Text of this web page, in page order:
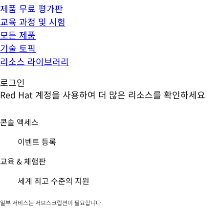
제품 무료 평가판
교육 과정 및 시험
모든 제품
기술 토픽
리소스 라이브러리
로그인
Red Hat 계정을 사용하여 더 많은 리소스를 확인하세요
콘솔 액세스
이벤트 등록
교육 & 체험판
세계 최고 수준의 지원
일부 서비스는 서브스크립션이 필요합니다.